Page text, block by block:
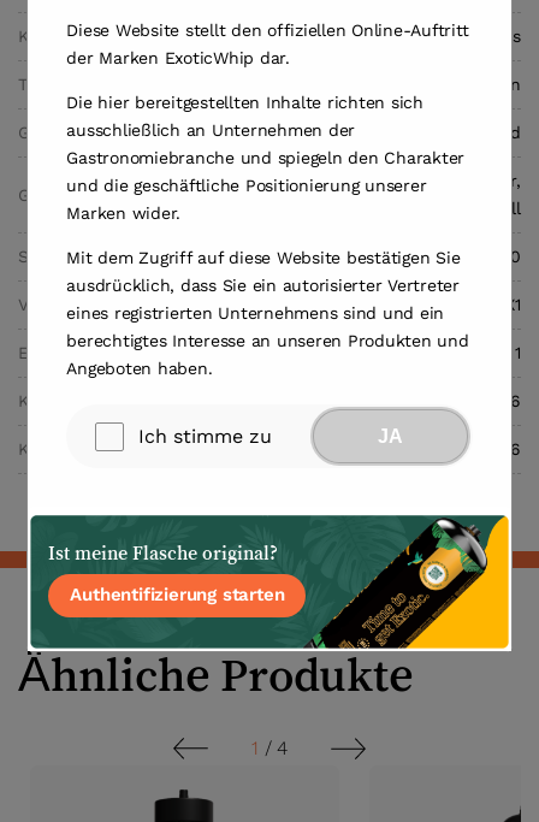
Kapazität 2000 grams
Typ Sahnekapseln
Gas Distickstoffmonoxid
Gehäuse
Einwegzylinder,
Eisenmetall
Stoffidentifikation UN.Nr 1070
Ventil M11X1
Einheiten pro Karton 1
Kartongröße (cm) 13x13x36
Kartongewicht (kg) 5.6
Ähnliche Produkte
1 / 4
Diese Website stellt den offiziellen Online-Auftritt
der Marken ExoticWhip dar.
Die hier bereitgestellten Inhalte richten sich
ausschließlich an Unternehmen der
Gastronomiebranche und spiegeln den Charakter
und die geschäftliche Positionierung unserer
Marken wider.
Mit dem Zugriff auf diese Website bestätigen Sie
ausdrücklich, dass Sie ein autorisierter Vertreter
eines registrierten Unternehmens sind und ein
berechtigtes Interesse an unseren Produkten und
Angeboten haben.
Ich stimme zu JA
Ist meine Flasche original?
Authentifizierung starten